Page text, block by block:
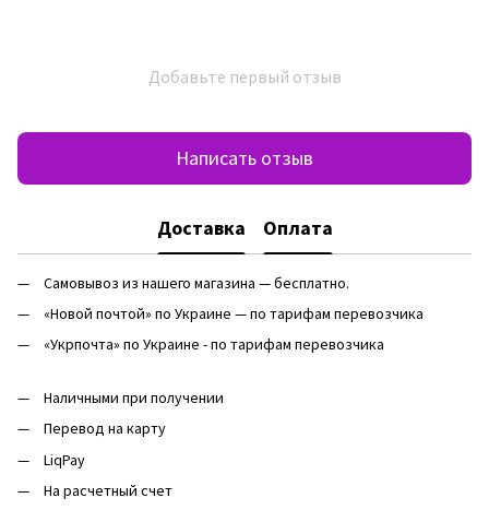
Добавьте первый отзыв
Написать отзыв
Доставка Оплата
Самовывоз из нашего магазина — бесплатно.
«Новой почтой» по Украине — по тарифам перевозчика
«Укрпочта» по Украине - по тарифам перевозчика
Наличными при получении
Перевод на карту
LiqPay
На расчетный счет